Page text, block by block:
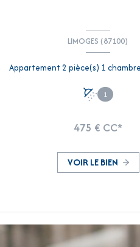
LIMOGES (87100)
1
475 € CC*
VOIR LE BIEN